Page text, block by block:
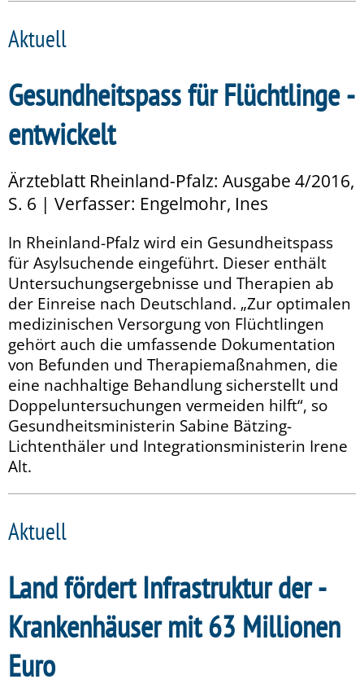
Aktuell
Gesundheitspass für Flüchtlinge ­
entwickelt
Ärzteblatt Rheinland-Pfalz: Ausgabe 4/2016,
S. 6 | Verfasser: Engelmohr, Ines
In Rheinland-Pfalz wird ein Gesundheitspass
für Asylsuchende eingeführt. Dieser enthält
Untersuchungsergebnisse und Therapien ab
der Einreise nach Deutschland. „Zur optimalen
medizinischen Versorgung von Flüchtlingen
gehört auch die umfassende Dokumentation
von Befunden und Therapiemaßnahmen, die
eine nachhaltige Behandlung sicherstellt und
Doppeluntersuchungen vermeiden hilft“, so
Gesundheitsministerin Sabine Bätzing-
Lichtenthäler und Integrationsministerin Irene
Alt.
Aktuell
Land fördert Infrastruktur der ­
Krankenhäuser mit 63 Millionen
Euro